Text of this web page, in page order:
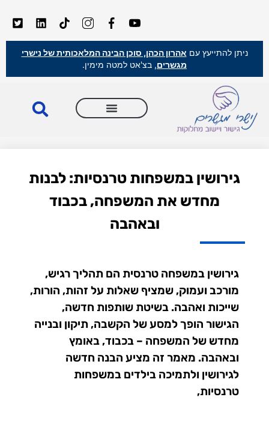
ניתן להתייעץ עם אהרון הכהן, סוכן הבינה המלאכותית של נישרי
מגשרים, בצ'אט למטה מימין.
גירושין במשפחות טרנסיות: לבנות
מחדש את המשפחה, בכבוד
ובאהבה
גירושין במשפחה טרנסית הם תהליך רגיש,
מורכב ועמוק, שמציף שאלות על זהות, הורות,
שייכות ואהבה. בשיטת שותפות חדשה,
הגישור הופך למסע של הקשבה, תיקון ובנייה
מחדש של המשפחה – בכבוד, באומץ
ובאהבה. מאמר זה מציע הבנה חדשה
לגירושין ולתמיכה בילדים במשפחות
טרנסיות,